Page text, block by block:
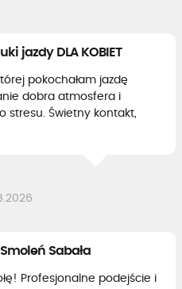
jazdy DLA KOBIET
pokochałam jazdę
dobra atmosfera i
stresu. Świetny kontakt,
Sabała
Profesjonalne podejście i